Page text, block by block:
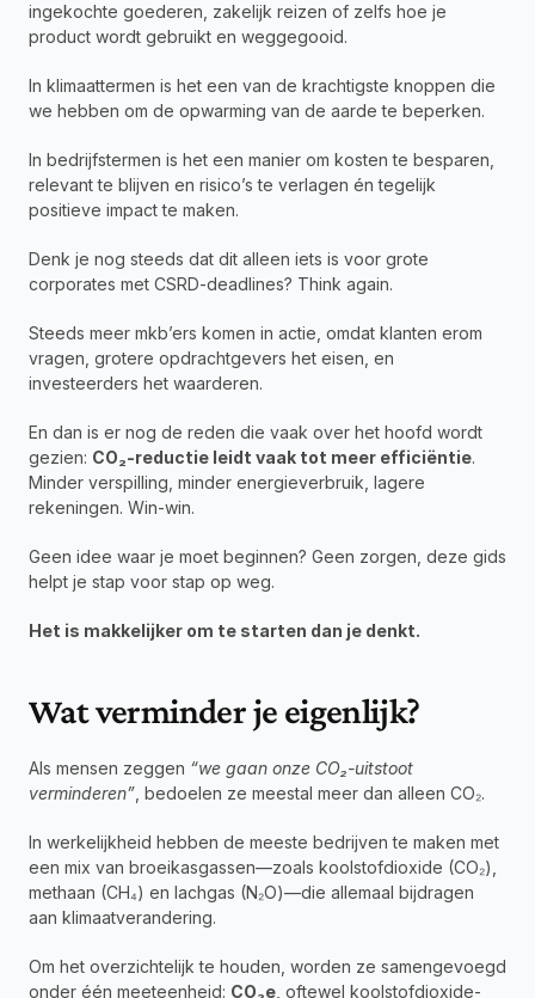
ingekochte goederen, zakelijk reizen of zelfs hoe je
product wordt gebruikt en weggegooid.
In klimaattermen is het een van de krachtigste knoppen die
we hebben om de opwarming van de aarde te beperken.
In bedrijfstermen is het een manier om kosten te besparen,
relevant te blijven en risico’s te verlagen én tegelijk
positieve impact te maken.
Denk je nog steeds dat dit alleen iets is voor grote
corporates met CSRD-deadlines? Think again.
Steeds meer mkb’ers komen in actie, omdat klanten erom
vragen, grotere opdrachtgevers het eisen, en
investeerders het waarderen.
En dan is er nog de reden die vaak over het hoofd wordt
gezien: CO₂-reductie leidt vaak tot meer efficiëntie.
Minder verspilling, minder energieverbruik, lagere
rekeningen. Win-win.
Geen idee waar je moet beginnen? Geen zorgen, deze gids
helpt je stap voor stap op weg.
Het is makkelijker om te starten dan je denkt.
Wat verminder je eigenlijk?
Als mensen zeggen “we gaan onze CO₂-uitstoot
verminderen” , bedoelen ze meestal meer dan alleen CO₂.
In werkelijkheid hebben de meeste bedrijven te maken met
een mix van broeikasgassen—zoals koolstofdioxide (CO₂),
methaan (CH₄) en lachgas (N₂O)—die allemaal bijdragen
aan klimaatverandering.
Om het overzichtelijk te houden, worden ze samengevoegd
onder één meeteenheid: CO₂e , oftewel koolstofdioxide-